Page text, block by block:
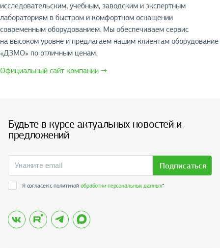
исследовательским, учебным, заводским и экспертным
лабораториям в быстром и комфортном оснащении
современным оборудованием. Мы обеспечиваем сервис
на высоком уровне и предлагаем нашим клиентам оборудование
«ДЗМО» по отличным ценам.
Официальный сайт компании →
Будьте в курсе актуальных новостей и
предложений
Подписаться
Я согласен с политикойобработки персональных данных*